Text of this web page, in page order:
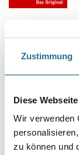
Zustimmung
Diese
Wir verwenden
zu können und
Der elastische
Durchmesser in